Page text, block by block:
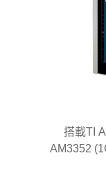
搭載TI
AM3352